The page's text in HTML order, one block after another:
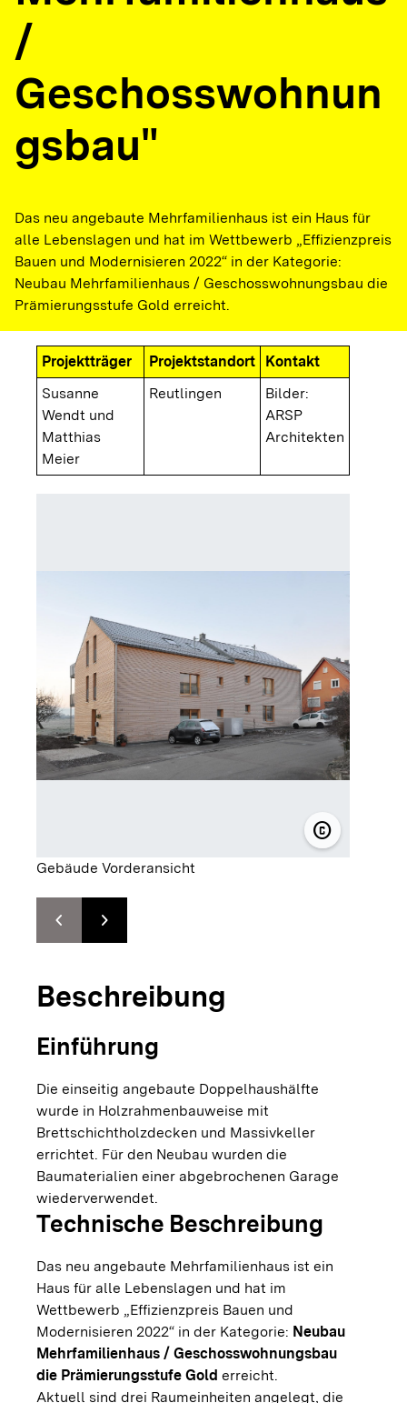
/
Geschosswohnun
gsbau"
Das neu angebaute Mehrfamilienhaus ist ein Haus für
alle Lebenslagen und hat im Wettbewerb „Effizienzpreis
Bauen und Modernisieren 2022“ in der Kategorie:
Neubau Mehrfamilienhaus / Geschosswohnungsbau die
Prämierungsstufe Gold erreicht.
Projektträger Projektstandort
Kontakt
Susanne
Wendt und
Matthias
Meier
Reutlingen
Bilder:
ARSP
Architekten
copyright© ARSP
Gebäude Vorderansicht
chevron_leftZur vorhergehenden Folie springen
chevron_rightZur nächsten Folie springen
Beschreibung
Einführung
Die einseitig angebaute Doppelhaushälfte
wurde in Holzrahmenbauweise mit
Brettschichtholzdecken und Massivkeller
errichtet. Für den Neubau wurden die
Baumaterialien einer abgebrochenen Garage
wiederverwendet.
Technische Beschreibung
Das neu angebaute Mehrfamilienhaus ist ein
Haus für alle Lebenslagen und hat im
Wettbewerb „Effizienzpreis Bauen und
Modernisieren 2022“ in der Kategorie: Neubau
Mehrfamilienhaus / Geschosswohnungsbau
die Prämierungsstufe Gold erreicht.
Aktuell sind drei Raumeinheiten angelegt, die